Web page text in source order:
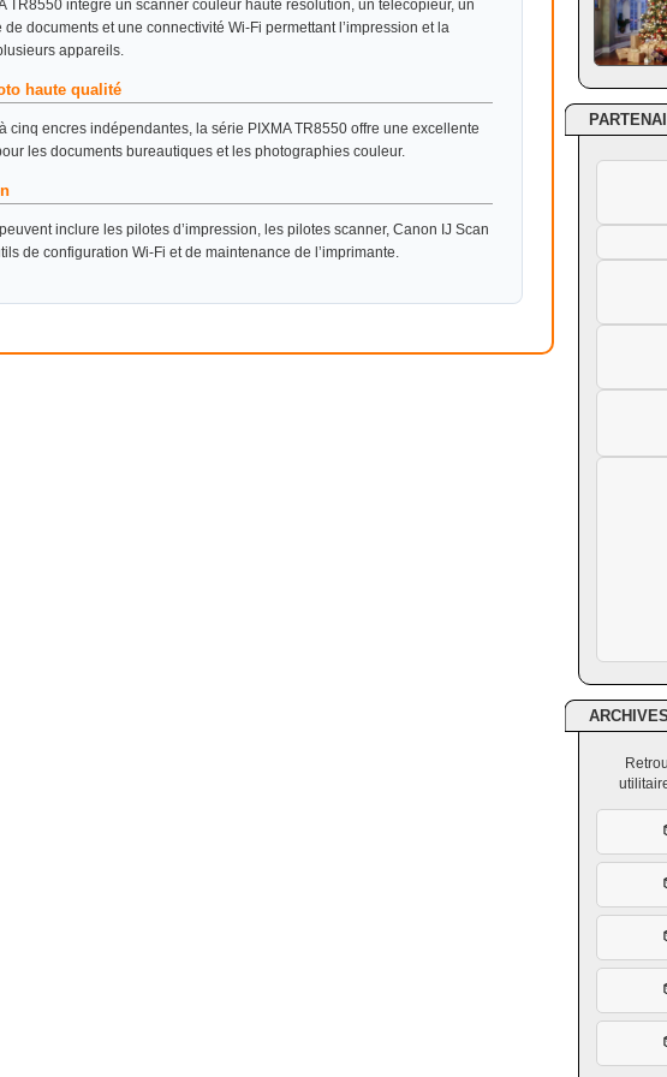
TR8550 intègre un scanner couleur haute résolution, un télécopieur, un
documents et une connectivité Wi-Fi permettant l’impression et la
appareils.
haute qualité
cinq encres indépendantes, la série PIXMA TR8550 offre une excellente
les documents bureautiques et les photographies couleur.
inclure les pilotes d’impression, les pilotes scanner, Canon IJ Scan
de configuration Wi-Fi et de maintenance de l’imprimante.